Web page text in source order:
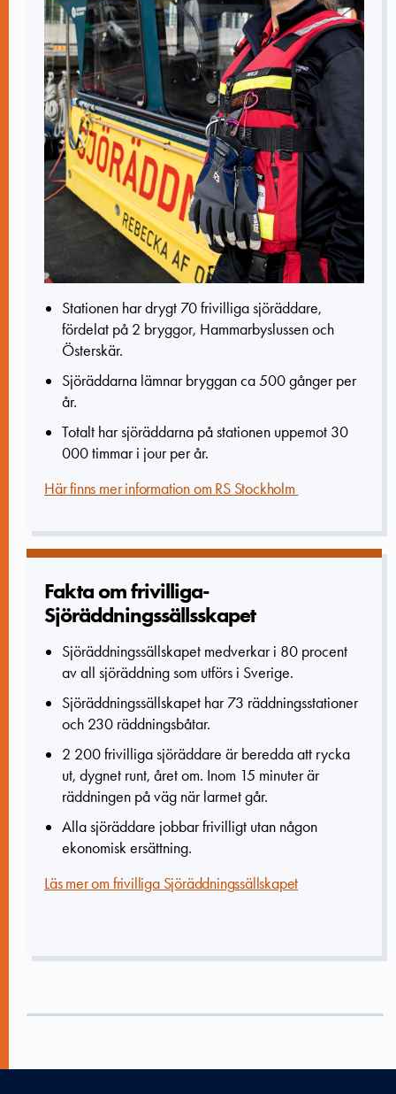
Stationen har drygt 70 frivilliga sjöräddare,
fördelat på 2 bryggor, Hammarbyslussen och
Österskär.
Sjöräddarna lämnar bryggan ca 500 gånger per
år.
Totalt har sjöräddarna på stationen uppemot 30
000 timmar i jour per år.
Här finns mer information om RS Stockholm
Fakta om frivilliga­
Sjöräddningssällsskapet
Sjöräddningssällskapet medverkar i 80 procent
av all sjöräddning som utförs i Sverige.
Sjöräddningssällskapet har 73 räddningsstationer
och 230 räddningsbåtar.
2 200 frivilliga sjöräddare är beredda att rycka
ut, dygnet runt, året om. Inom 15 minuter är
räddningen på väg när larmet går.
Alla sjöräddare jobbar frivilligt utan någon
ekonomisk ersättning.
Läs mer om frivilliga Sjöräddningssällskapet